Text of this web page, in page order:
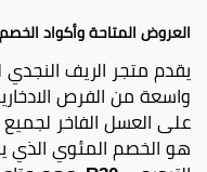
العروض المتاحة وأكواد
واسعة من الفرص
على العسل الفاخر